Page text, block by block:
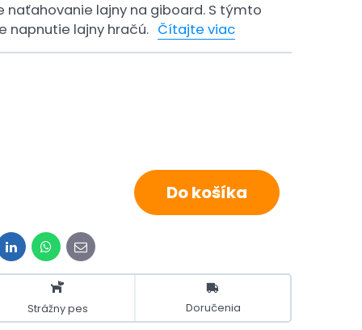
naťahovanie lajny na giboard. S týmto
napnutie lajny hračú. Čítajte viac
Do košíka
LinkedInWhatsApp
E-
mail
Strážny pes Doručenia